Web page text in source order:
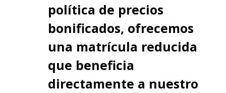
política de precios
bonificados, ofrecemos
una matrícula reducida
que beneficia
directamente a nuestro